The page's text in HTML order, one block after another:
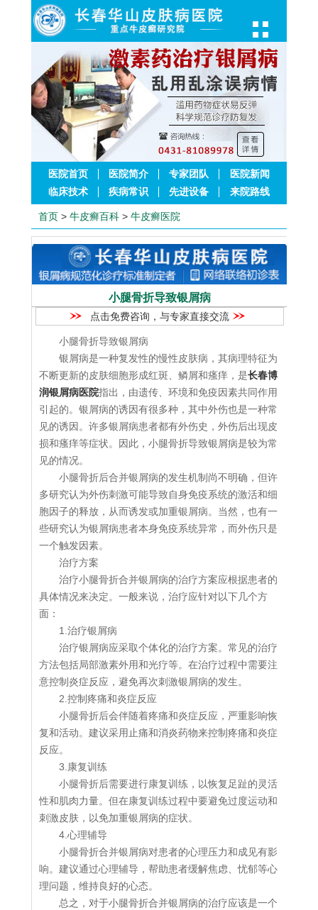
医院首页 医院简介 专家团队
医院新闻
临床技术
疾病常识 先进设备 来院路线
首页 > 牛皮癣百科 > 牛皮癣医院
小腿骨折导致银屑病
点击免费咨询，与专家直接交流
小腿骨折导致银屑病
银屑病是一种复发性的慢性皮肤病，其病理特征为
不断更新的皮肤细胞形成红斑、鳞屑和瘙痒，是长春博
润银屑病医院指出，由遗传、环境和免疫因素共同作用
引起的。银屑病的诱因有很多种，其中外伤也是一种常
见的诱因。许多银屑病患者都有外伤史，外伤后出现皮
损和瘙痒等症状。因此，小腿骨折导致银屑病是较为常
见的情况。
小腿骨折后合并银屑病的发生机制尚不明确，但许
多研究认为外伤刺激可能导致自身免疫系统的激活和细
胞因子的释放，从而诱发或加重银屑病。当然，也有一
些研究认为银屑病患者本身免疫系统异常，而外伤只是
一个触发因素。
治疗方案
治疗小腿骨折合并银屑病的治疗方案应根据患者的
具体情况来决定。一般来说，治疗应针对以下几个方
面：
1.治疗银屑病
治疗银屑病应采取个体化的治疗方案。常见的治疗
方法包括局部激素外用和光疗等。在治疗过程中需要注
意控制炎症反应，避免再次刺激银屑病的发生。
2.控制疼痛和炎症反应
小腿骨折后会伴随着疼痛和炎症反应，严重影响恢
复和活动。建议采用止痛和消炎药物来控制疼痛和炎症
反应。
3.康复训练
小腿骨折后需要进行康复训练，以恢复足趾的灵活
性和肌肉力量。但在康复训练过程中要避免过度运动和
刺激皮肤，以免加重银屑病的症状。
4.心理辅导
小腿骨折合并银屑病对患者的心理压力和成见有影
响。建议通过心理辅导，帮助患者缓解焦虑、忧郁等心
理问题，维持良好的心态。
总之，对于小腿骨折合并银屑病的治疗应该是一个